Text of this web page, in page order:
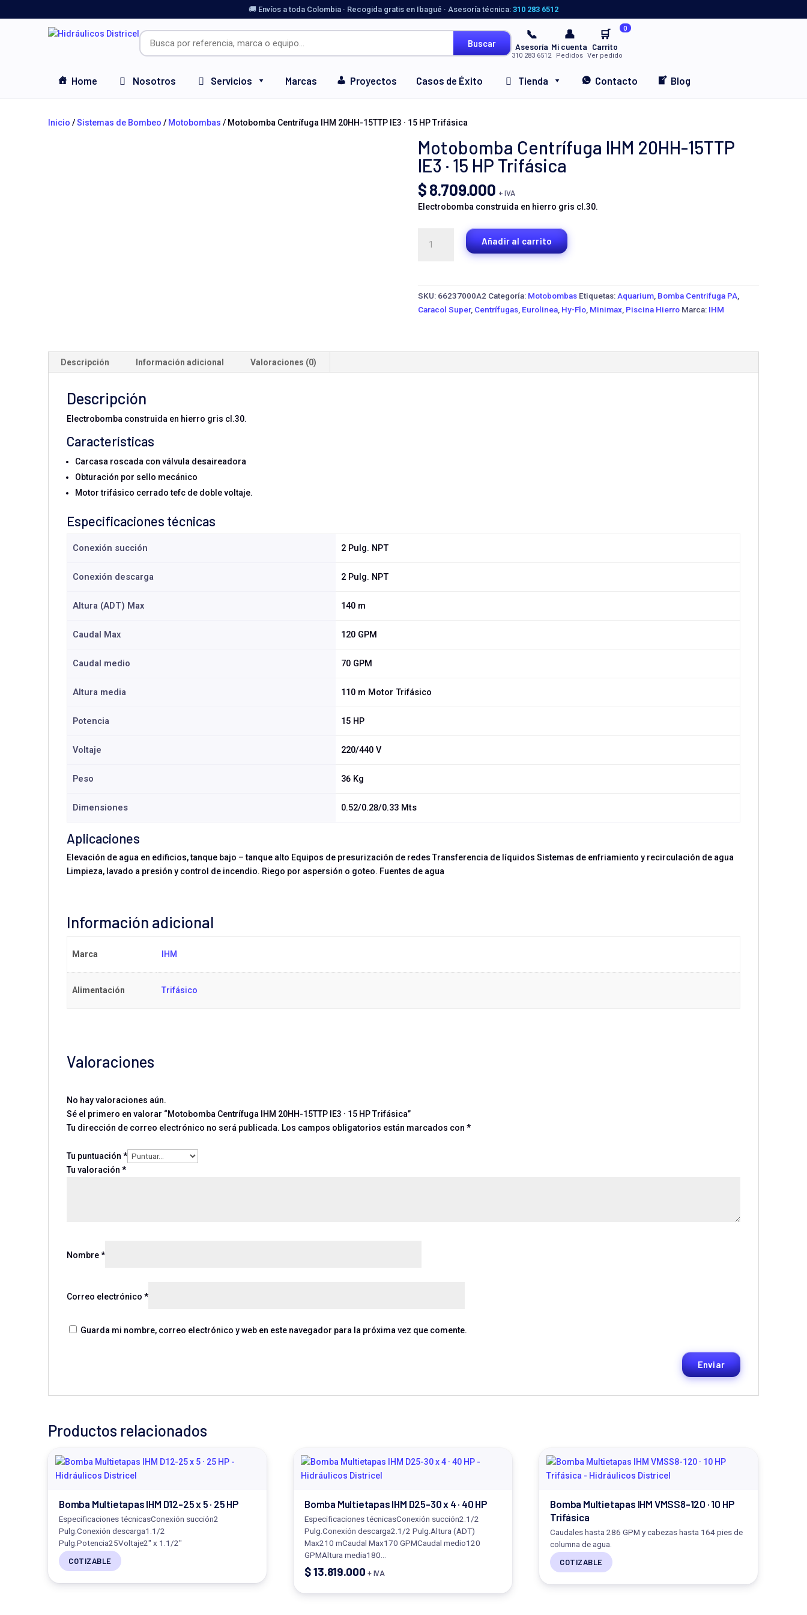
🚚 Envíos a toda Colombia · Recogida gratis en Ibagué · Asesoría técnica: 310 283 6512
Buscar
📞
Asesoría
310 283 6512
👤
Mi cuenta
Pedidos
🛒 0
Carrito
Ver pedido
Home Nosotros Servicios Marcas Proyectos Casos de Éxito Tienda Contacto Blog
Inicio /Sistemas de Bombeo / Motobombas / Motobomba Centrífuga IHM 20HH-15TTP IE3 · 15 HP Trifásica
Motobomba Centrífuga IHM 20HH-15TTP
IE3 · 15 HP Trifásica
$8.709.000 + IVA
Electrobomba construida en hierro gris cl.30.
Centrífuga
cantidad
Añadir al carrito
SKU: 66237000A2 Categoría: Motobombas Etiquetas: Aquarium, Bomba Centrifuga PA,
Caracol Super, Centrífugas, Eurolinea, Hy-Flo, Minimax, Piscina Hierro Marca: IHM
Descripción Información adicional Valoraciones (0)
Descripción
Electrobomba construida en hierro gris cl.30.
Características
Carcasa roscada con válvula desaireadora
Obturación por sello mecánico
Motor trifásico cerrado tefc de doble voltaje.
Especificaciones técnicas
Conexión succión 2 Pulg. NPT
Conexión descarga 2 Pulg. NPT
Altura (ADT) Max 140 m
Caudal Max 120 GPM
Caudal medio 70 GPM
Altura media 110 m Motor Trifásico
Potencia 15 HP
Voltaje 220/440 V
Peso 36 Kg
Dimensiones 0.52/0.28/0.33 Mts
Aplicaciones
Elevación de agua en edificios, tanque bajo – tanque alto Equipos de presurización de redes Transferencia de líquidos Sistemas de enfriamiento y recirculación de agua
Limpieza, lavado a presión y control de incendio. Riego por aspersión o goteo. Fuentes de agua
Información adicional
Marca IHM
Alimentación Trifásico
Valoraciones
No hay valoraciones aún.
Sé el primero en valorar “Motobomba Centrífuga IHM 20HH-15TTP IE3 · 15 HP Trifásica”
Tu dirección de correo electrónico no será publicada. Los campos obligatorios están marcados con *
Tu puntuación *
Tu valoración *
Nombre*
Correo electrónico *
Guarda mi nombre, correo electrónico y web en este navegador para la próxima vez que comente.
Productos relacionados
Bomba Multietapas IHM D12-25 x 5 · 25 HP
Especificaciones técnicasConexión succión2
Pulg.Conexión descarga1.1/2
Pulg.Potencia25Voltaje2" x 1.1/2"
COTIZABLE
Bomba Multietapas IHM D25-30 x 4 · 40 HP
Especificaciones técnicasConexión succión2.1/2
Pulg.Conexión descarga2.1/2 Pulg.Altura (ADT)
Max210 mCaudal Max170 GPMCaudal medio120
GPMAltura media180…
$13.819.000 + IVA
Bomba Multietapas IHM VMSS8-120 · 10 HP
Trifásica
Caudales hasta 286 GPM y cabezas hasta 164 pies de
columna de agua.
COTIZABLE